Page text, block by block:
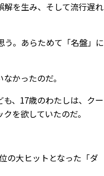
解を生み、そして流行遅れ
。あらためて「名盤」に
かったのだ。
、17歳のわたしは、クー
を欲していたのだ。
の大ヒットとなった「ダ